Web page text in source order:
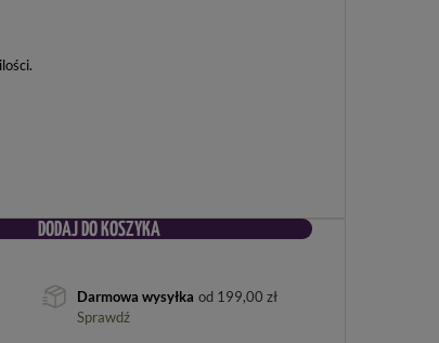
DODAJ DO KOSZYKA
Darmowa wysyłka od 199,00 zł
Sprawdź